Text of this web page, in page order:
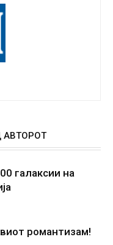
АВТОРОТ
галаксии на
романтизам!